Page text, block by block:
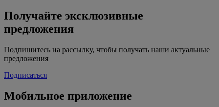
Получайте эксклюзивные
предложения
Подпишитесь на рассылку, чтобы получать наши актуальные
предложения
Подписаться
Мобильное приложение